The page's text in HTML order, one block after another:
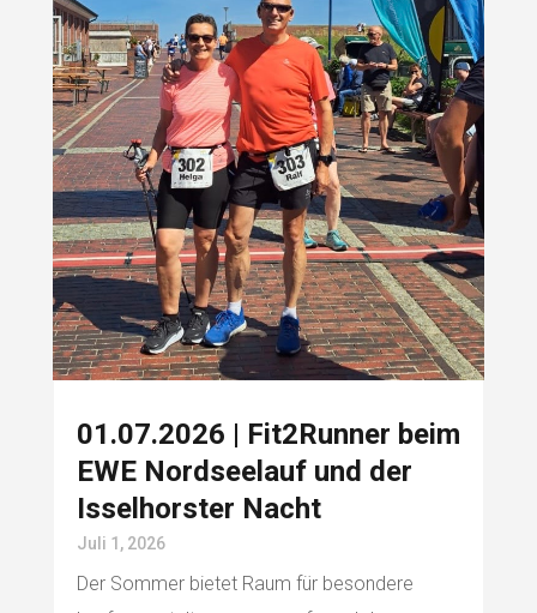
01.07.2026 | Fit2Runner beim
EWE Nordseelauf und der
Isselhorster Nacht
Juli 1, 2026
Der Sommer bietet Raum für besondere